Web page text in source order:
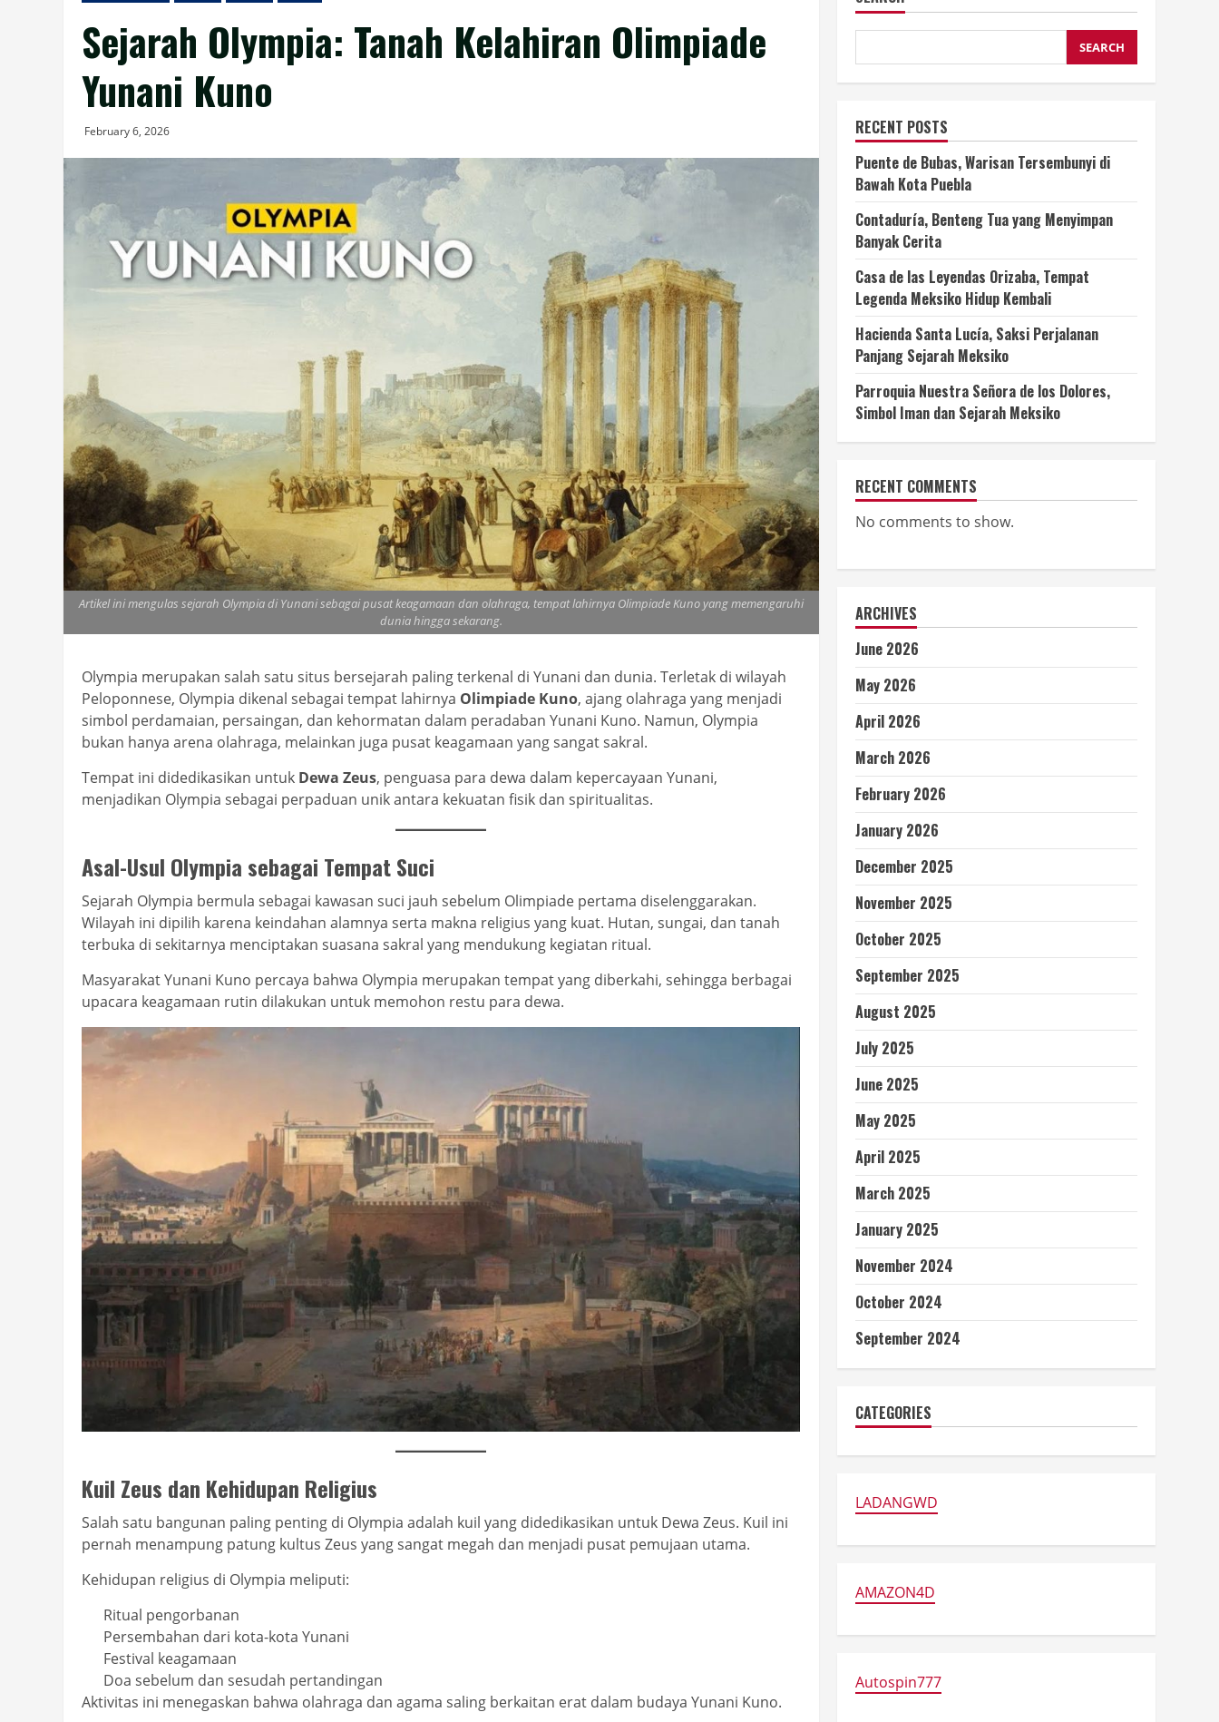
Sejarah Olympia: Tanah Kelahiran Olimpiade
Yunani Kuno
February 6, 2026
Artikel ini mengulas sejarah Olympia di Yunani sebagai pusat keagamaan dan olahraga, tempat lahirnya Olimpiade Kuno yang memengaruhi
dunia hingga sekarang.
Olympia merupakan salah satu situs bersejarah paling terkenal di Yunani dan dunia. Terletak di wilayah
Peloponnese, Olympia dikenal sebagai tempat lahirnya Olimpiade Kuno, ajang olahraga yang menjadi
simbol perdamaian, persaingan, dan kehormatan dalam peradaban Yunani Kuno. Namun, Olympia
bukan hanya arena olahraga, melainkan juga pusat keagamaan yang sangat sakral.
Tempat ini didedikasikan untuk Dewa Zeus, penguasa para dewa dalam kepercayaan Yunani,
menjadikan Olympia sebagai perpaduan unik antara kekuatan fisik dan spiritualitas.
Asal-Usul Olympia sebagai Tempat Suci
Sejarah Olympia bermula sebagai kawasan suci jauh sebelum Olimpiade pertama diselenggarakan.
Wilayah ini dipilih karena keindahan alamnya serta makna religius yang kuat. Hutan, sungai, dan tanah
terbuka di sekitarnya menciptakan suasana sakral yang mendukung kegiatan ritual.
Masyarakat Yunani Kuno percaya bahwa Olympia merupakan tempat yang diberkahi, sehingga berbagai
upacara keagamaan rutin dilakukan untuk memohon restu para dewa.
Kuil Zeus dan Kehidupan Religius
Salah satu bangunan paling penting di Olympia adalah kuil yang didedikasikan untuk Dewa Zeus. Kuil ini
pernah menampung patung kultus Zeus yang sangat megah dan menjadi pusat pemujaan utama.
Kehidupan religius di Olympia meliputi:
Ritual pengorbanan
Persembahan dari kota-kota Yunani
Festival keagamaan
Doa sebelum dan sesudah pertandingan
Aktivitas ini menegaskan bahwa olahraga dan agama saling berkaitan erat dalam budaya Yunani Kuno.
SEARCH
RECENT POSTS
Puente de Bubas, Warisan Tersembunyi di
Bawah Kota Puebla
Contaduría, Benteng Tua yang Menyimpan
Banyak Cerita
Casa de las Leyendas Orizaba, Tempat
Legenda Meksiko Hidup Kembali
Hacienda Santa Lucía, Saksi Perjalanan
Panjang Sejarah Meksiko
Parroquia Nuestra Señora de los Dolores,
Simbol Iman dan Sejarah Meksiko
RECENT COMMENTS
No comments to show.
ARCHIVES
June 2026
May 2026
April 2026
March 2026
February 2026
January 2026
December 2025
November 2025
October 2025
September 2025
August 2025
July 2025
June 2025
May 2025
April 2025
March 2025
January 2025
November 2024
October 2024
September 2024
CATEGORIES
LADANGWD
AMAZON4D
Autospin777